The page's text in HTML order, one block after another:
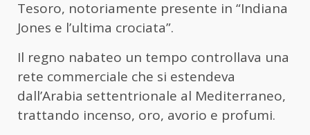
Tesoro, notoriamente presente in “Indiana
Jones e l’ultima crociata”.
Il regno nabateo un tempo controllava una
rete commerciale che si estendeva
dall’Arabia settentrionale al Mediterraneo,
trattando incenso, oro, avorio e profumi.